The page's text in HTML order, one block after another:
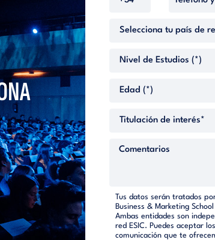
Tus datos serán tratados
Business & Marketing
Ambas entidades son
red ESIC. Puedes aceptar
comunicación que te